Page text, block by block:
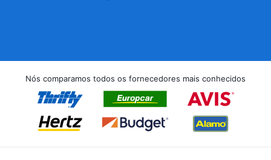
Nós comparamos todos os fornecedores mais conhecidos